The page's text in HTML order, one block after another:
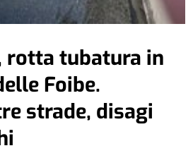
rotta tubatura in
Foibe.
strade, disagi